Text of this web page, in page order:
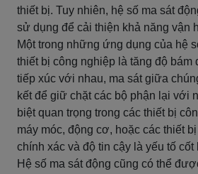
thiết bị. Tuy nhiên, hệ số ma sát
sử dụng để cải thiện khả năng vận
Một trong những ứng dụng của hệ
thiết bị công nghiệp là tăng độ bám
tiếp xúc với nhau, ma sát giữa
kết để giữ chặt các bộ phận lại với
biệt quan trọng trong các thiết bị
máy móc, động cơ, hoặc các thiết
chính xác và độ tin cậy là yếu tố cốt
Hệ số ma sát động cũng có thể